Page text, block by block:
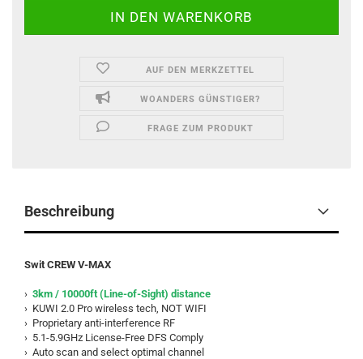
AUF DEN MERKZETTEL
WOANDERS GÜNSTIGER?
FRAGE ZUM PRODUKT
Beschreibung
Swit CREW V-MAX
› 3km / 10000ft (Line-of-Sight) distance
› KUWI 2.0 Pro wireless tech, NOT WIFI
› Proprietary anti-interference RF
› 5.1-5.9GHz License-Free DFS Comply
› Auto scan and select optimal channel